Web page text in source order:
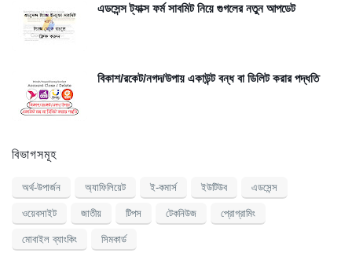
এডসেন্স ট্যাক্স ফর্ম সাবমিট নিয়ে গুগলের নতুন আপডেট
বিকাশ/রকেট/নগদ/উপায় একাউন্ট বন্ধ বা ডিলিট করার পদ্ধতি
বিভাগসমূহ
অর্থ-উপার্জন অ্যাফিলিয়েট ই-কমার্স ইউটিউব এডসেন্স
ওয়েবসাইট জাতীয় টিপস টেকনিউজ প্রোগ্রামিং
মোবাইল ব্যাংকিং সিমকার্ড